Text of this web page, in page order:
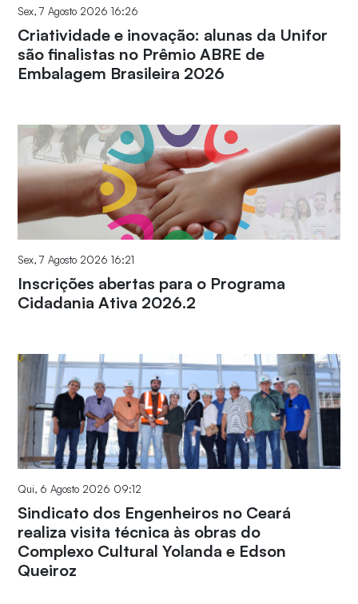
Sex, 7 Agosto 2026 16:26
Criatividade e inovação: alunas da Unifor
são finalistas no Prêmio ABRE de
Embalagem Brasileira 2026
Sex, 7 Agosto 2026 16:21
Inscrições abertas para o Programa
Cidadania Ativa 2026.2
Qui, 6 Agosto 2026 09:12
Sindicato dos Engenheiros no Ceará
realiza visita técnica às obras do
Complexo Cultural Yolanda e Edson
Queiroz